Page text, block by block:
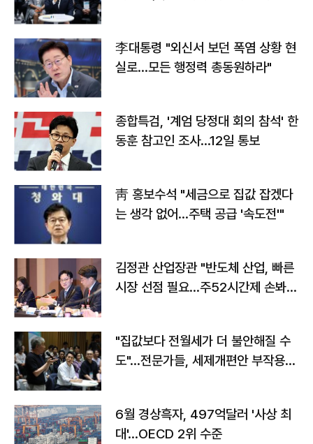
李대통령 "외신서 보던 폭염 상황 현
실로…모든 행정력 총동원하라"
종합특검, '계엄 당정대 회의 참석' 한
동훈 참고인 조사...12일 통보
靑 홍보수석 "세금으로 집값 잡겠다
는 생각 없어…주택 공급 '속도전'"
김정관 산업장관 "반도체 산업, 빠른
시장 선점 필요…주52시간제 손봐
"집값보다 전월세가 더 불안해질 수
도"…전문가들, 세제개편안 부작용
6월 경상흑자, 497억달러 '사상 최
대'…OECD 2위 수준